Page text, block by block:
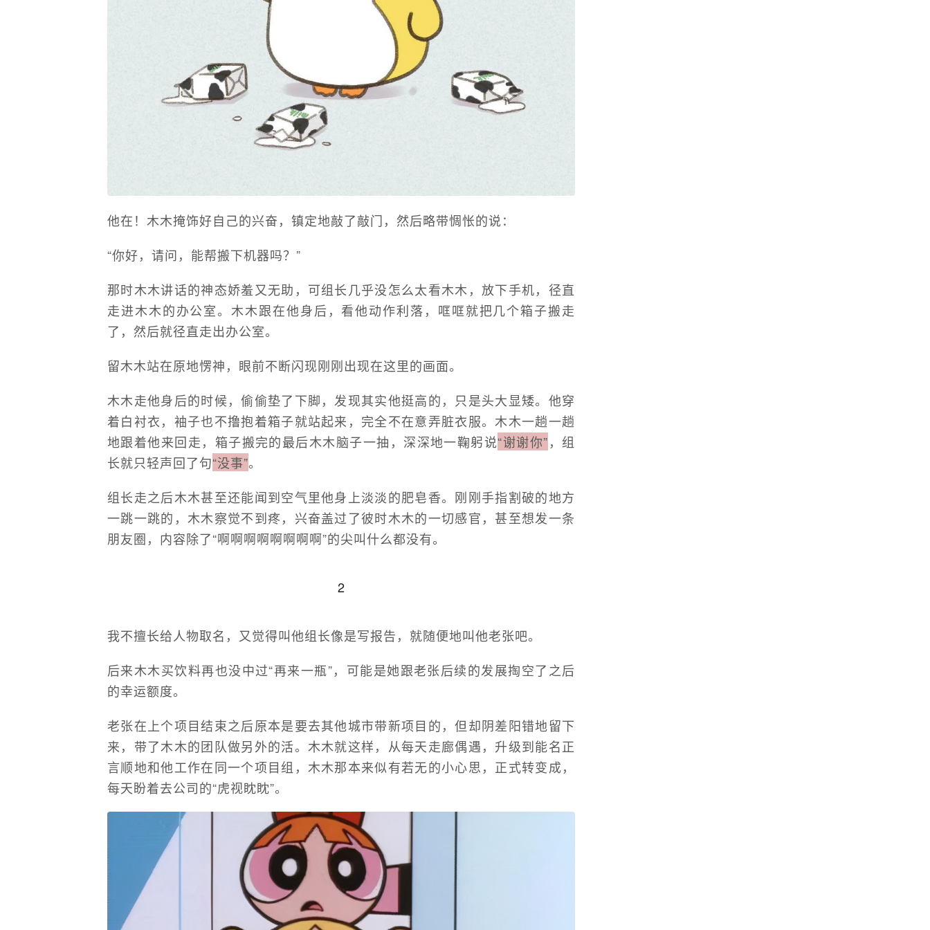
他在！木木掩饰好自己的兴奋，镇定地敲了敲门，然后略带惆怅的说：
“你好，请问，能帮搬下机器吗？”
那时木木讲话的神态娇羞又无助，可组长几乎没怎么太看木木，放下手机，径直
走进木木的办公室。木木跟在他身后，看他动作利落，哐哐就把几个箱子搬走
了，然后就径直走出办公室。
留木木站在原地愣神，眼前不断闪现刚刚出现在这里的画面。
木木走他身后的时候，偷偷垫了下脚，发现其实他挺高的，只是头大显矮。他穿
着白衬衣，袖子也不撸抱着箱子就站起来，完全不在意弄脏衣服。木木一趟一趟
地跟着他来回走，箱子搬完的最后木木脑子一抽，深深地一鞠躬说“谢谢你”，组
长就只轻声回了句“没事”。
组长走之后木木甚至还能闻到空气里他身上淡淡的肥皂香。刚刚手指割破的地方
一跳一跳的，木木察觉不到疼，兴奋盖过了彼时木木的一切感官，甚至想发一条
朋友圈，内容除了“啊啊啊啊啊啊啊啊”的尖叫什么都没有。
2
我不擅长给人物取名，又觉得叫他组长像是写报告，就随便地叫他老张吧。
后来木木买饮料再也没中过“再来一瓶”，可能是她跟老张后续的发展掏空了之后
的幸运额度。
老张在上个项目结束之后原本是要去其他城市带新项目的，但却阴差阳错地留下
来，带了木木的团队做另外的活。木木就这样，从每天走廊偶遇，升级到能名正
言顺地和他工作在同一个项目组，木木那本来似有若无的小心思，正式转变成，
每天盼着去公司的“虎视眈眈”。